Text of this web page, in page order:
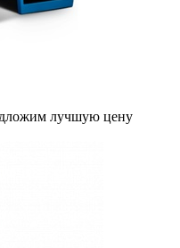
лучшую цену